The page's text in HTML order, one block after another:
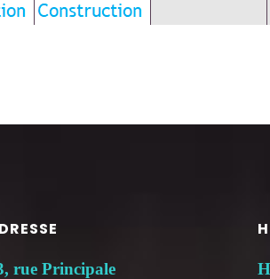
rue Principale